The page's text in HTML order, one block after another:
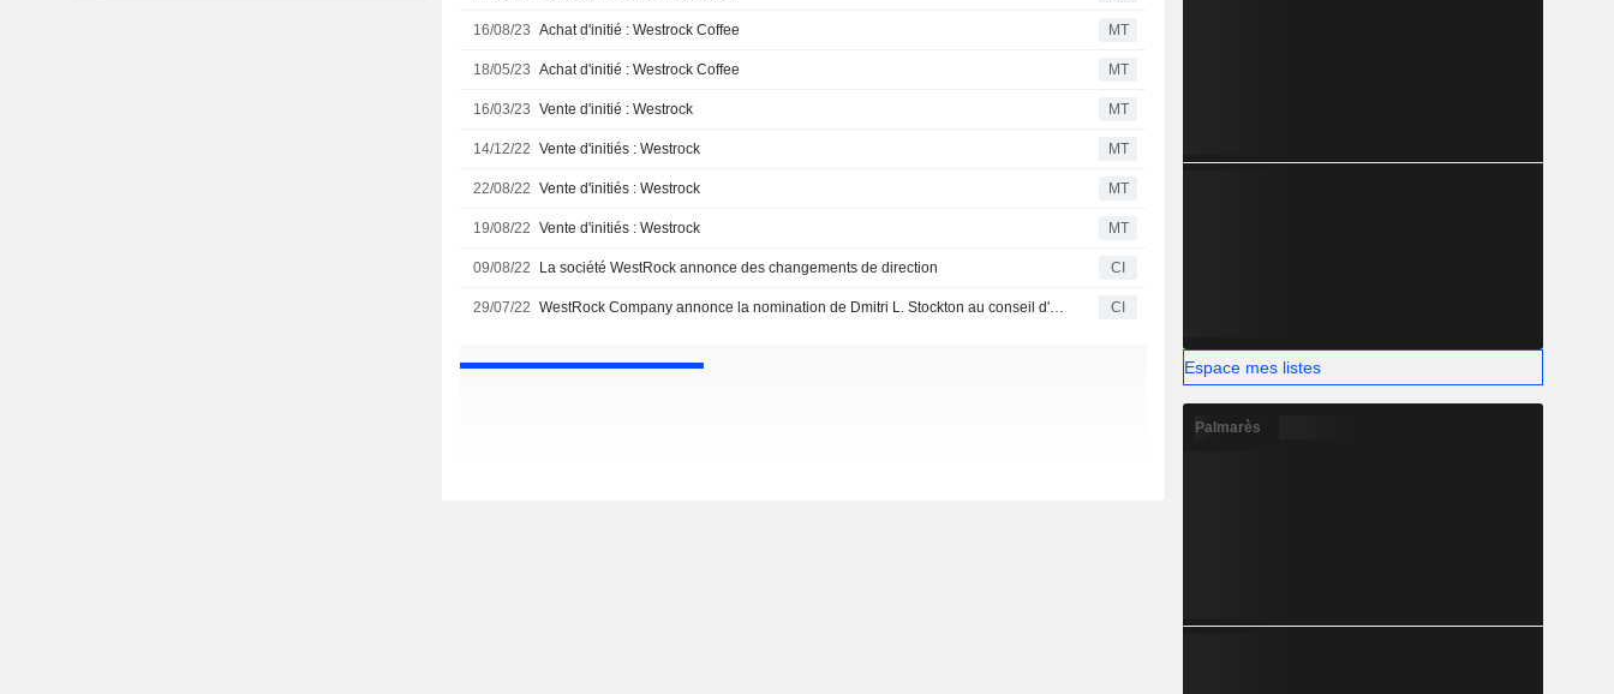
16/08/23 Achat d'initié : Westrock Coffee MT
18/05/23 Achat d'initié : Westrock Coffee MT
16/03/23 Vente d'initié : Westrock MT
14/12/22 Vente d'initiés : Westrock MT
22/08/22 Vente d'initiés : Westrock MT
19/08/22 Vente d'initiés : Westrock MT
09/08/22 La société WestRock annonce des changements de direction CI
29/07/22 WestRock Company annonce la nomination de Dmitri L. Stockton au conseil d'administration CI
Espace mes listes
Palmarès